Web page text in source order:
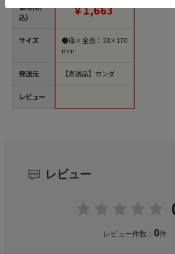
価格(税
込)
サイズ
発送元
レビュー
￥1,663
●径×全長：28×170
mm
【直送品】カンダ
レビュー
レビュー件数：0件